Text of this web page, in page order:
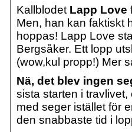
Kallblodet Lapp Love
Men, han kan faktiskt
hoppas! Lapp Love
Bergsåker. Ett lopp
(wow,kul propp!) Mer
Nä, det blev ingen
sista starten i
med seger istället för
den snabbaste tid i